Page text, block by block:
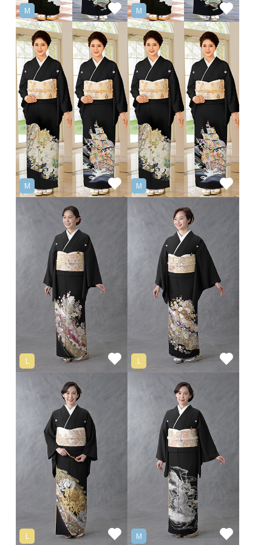
M M
M M
L L
L M